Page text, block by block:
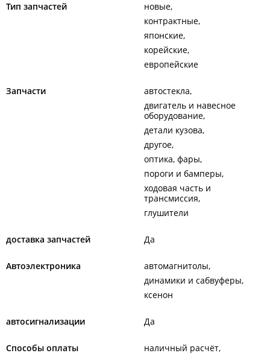
Тип запчастей
новые
контрактные
японские
корейские
европейские
Запчасти
автостекла
двигатель и навесное
оборудование
детали кузова
другое
оптика, фары
пороги и бамперы
ходовая часть и
трансмиссия
глушители
доставка запчастей Да
Автоэлектроника
автомагнитолы
динамики и сабвуферы
ксенон
автосигнализации Да
Способы оплаты
наличный расчёт